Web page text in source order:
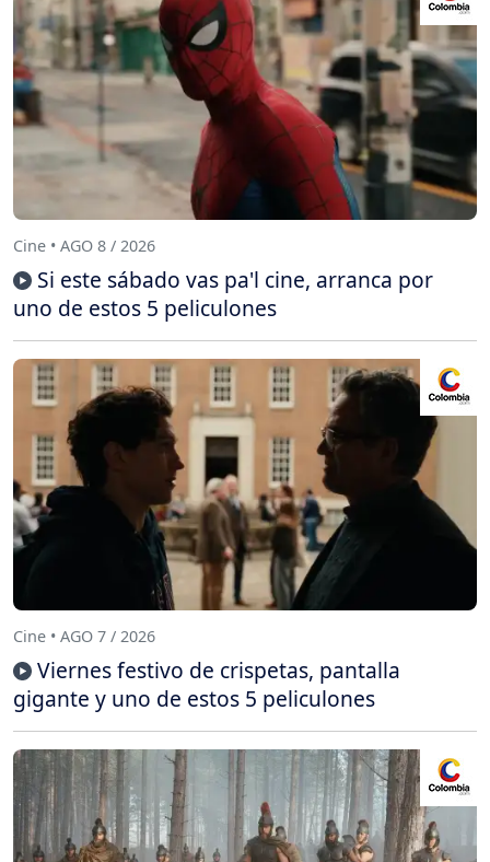
Cine • AGO 8 / 2026
Si este sábado vas pa'l cine, arranca por
uno de estos 5 peliculones
Cine • AGO 7 / 2026
Viernes festivo de crispetas, pantalla
gigante y uno de estos 5 peliculones